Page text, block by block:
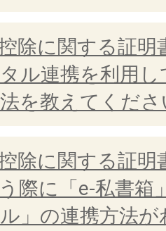
控除に関する証
ル連携を利用し
を教えてくださ
控除に関する証
際に「e-私書箱
」の連携方法